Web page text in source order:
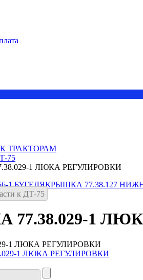
ТРАКТОРАМ
75
1 ЛЮКА РЕГУЛИРОВКИ
1 БУГЕЛЯКРЫШКА 77.38.127
к ДТ-75
1
1 ЛЮКА РЕГУЛИРОВКИ